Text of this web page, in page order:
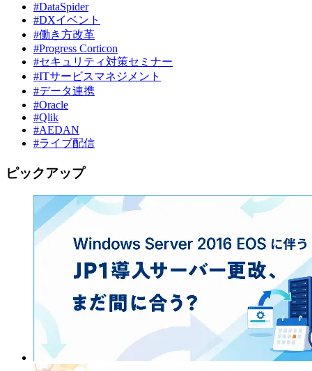
#DataSpider
#DXイベント
#働き方改革
#Progress Corticon
#セキュリティ対策セミナー
#ITサービスマネジメント
#データ連携
#Oracle
#Qlik
#AEDAN
#ライブ配信
ピックアップ